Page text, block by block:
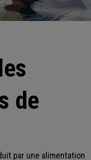
de
par une alimentation